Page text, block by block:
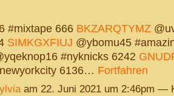
#mixtape 666 BKZARQTYMZ
SIMKGXFIUJ @ybomu45
#nyknicks 6242
6136… Fortfahren
am 22. Juni 2021 um 2:46pm —